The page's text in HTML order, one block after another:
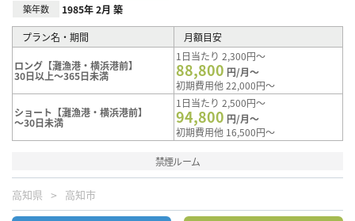
築年数 1985年 2月 築
プラン名・期間 月額目安
ロング【灘漁港・横浜港前】
30日以上～365日未満
1日当たり 2,300円～
88,800 円/月～
初期費用他 22,000円～
ショート【灘漁港・横浜港前】
～30日未満
1日当たり 2,500円～
94,800 円/月～
初期費用他 16,500円～
禁煙ルーム
高知県 高知市